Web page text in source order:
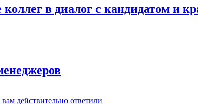
в диалог с кандидатом и